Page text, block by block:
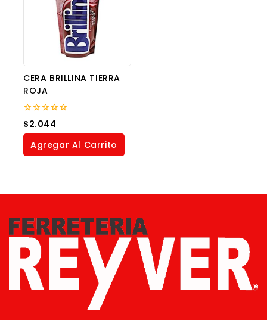
CERA BRILLINA TIERRA
ROJA
0
out
of
$2.044
Agregar Al Carrito